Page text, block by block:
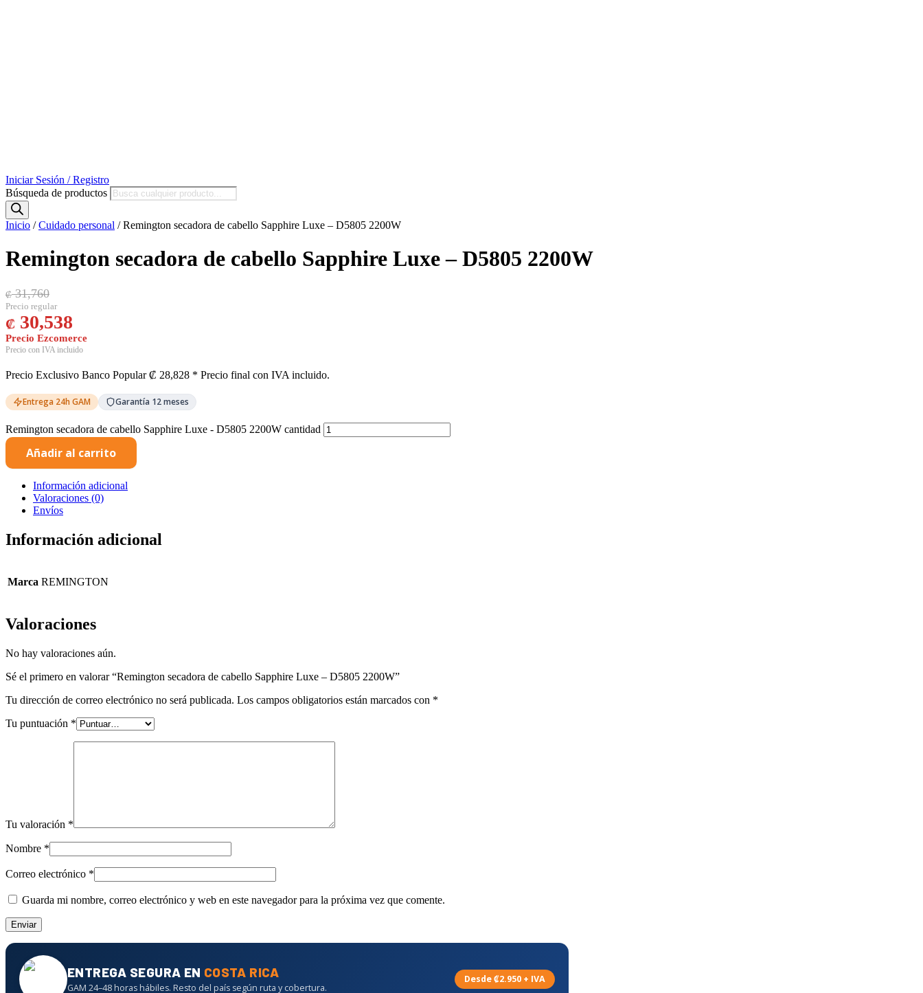
Iniciar Sesión / Registro
Búsqueda de productos
Inicio /Cuidado personal / Remington secadora de cabello Sapphire Luxe – D5805 2200W
Remington secadora de cabello Sapphire Luxe – D5805 2200W
₡31,760
El precio original era: ₡ 31,760.
₡ 30,538
El precio actual es: ₡ 30,538.
Precio Exclusivo Banco Popular ₡ 28,828 * Precio final con IVA incluido.
Entrega 24h GAM Garantía 12 meses
Remington secadora de cabello Sapphire Luxe - D5805 2200W cantidad
Añadir al carrito
Información adicional
Valoraciones (0)
Envíos
Información adicional
Marca REMINGTON
Valoraciones
No hay valoraciones aún.
Sé el primero en valorar “Remington secadora de cabello Sapphire Luxe – D5805 2200W”
Tu dirección de correo electrónico no será publicada. Los campos obligatorios están marcados con *
Tu puntuación *
Tu valoración *
Nombre *
Correo electrónico *
Guarda mi nombre, correo electrónico y web en este navegador para la próxima vez que comente.
ENTREGA SEGURA EN COSTA RICA
GAM 24–48 horas hábiles. Resto del país según ruta y cobertura.
Desde ₡2.950 + IVA